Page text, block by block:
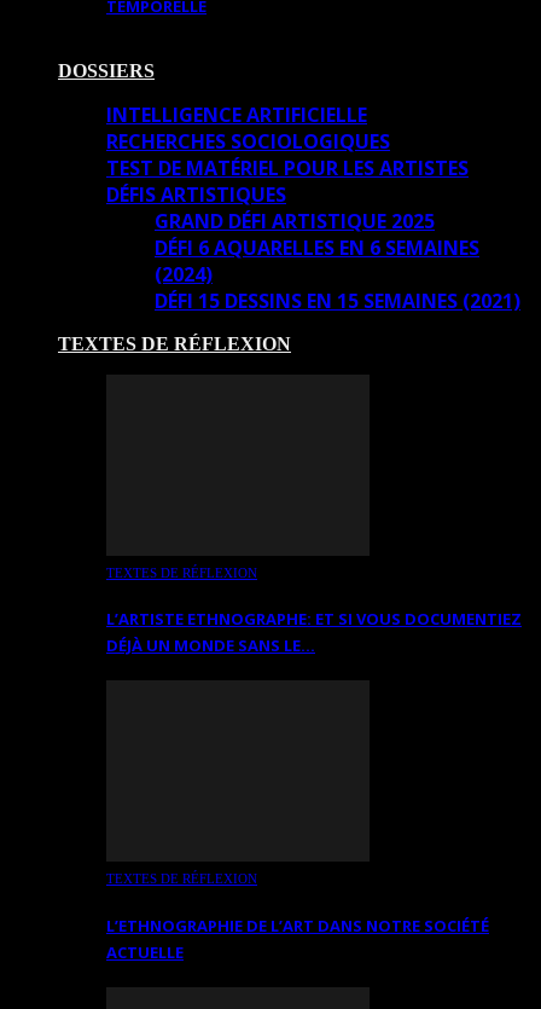
TEMPORELLE
DOSSIERS
INTELLIGENCE ARTIFICIELLE
RECHERCHES SOCIOLOGIQUES
TEST DE MATÉRIEL POUR LES ARTISTES
DÉFIS ARTISTIQUES
GRAND DÉFI ARTISTIQUE 2025
DÉFI 6 AQUARELLES EN 6 SEMAINES
(2024)
DÉFI 15 DESSINS EN 15 SEMAINES (2021)
TEXTES DE RÉFLEXION
TEXTES DE RÉFLEXION
L’ARTISTE ETHNOGRAPHE: ET SI VOUS DOCUMENTIEZ
DÉJÀ UN MONDE SANS LE…
TEXTES DE RÉFLEXION
L’ETHNOGRAPHIE DE L’ART DANS NOTRE SOCIÉTÉ
ACTUELLE